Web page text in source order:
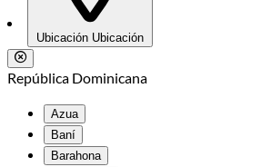
Ubicación Ubicación
República Dominicana
Azua
Baní
Barahona